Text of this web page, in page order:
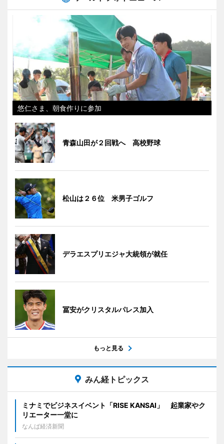
悠仁さま、朝食作りに参加
青森山田が２回戦へ 高校野球
松山は２６位 米男子ゴルフ
デラエスプリエジャ大統領が就任
冨安がクリスタルパレス加入
もっと見る
みん経トピックス
ミナミでビジネスイベント「RISE KANSAI」 起業家やク
リエーター一堂に
なんば経済新聞